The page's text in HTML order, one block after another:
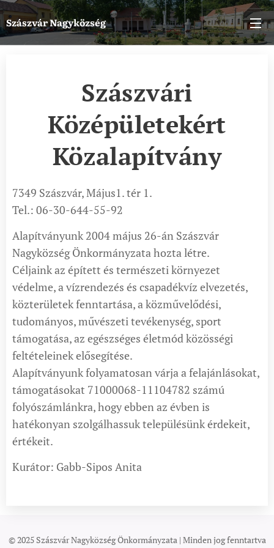
SzászvárNagyközség
Szászvári
Középületekért
Közalapítvány
7349 Szászvár, Május1. tér 1.
Tel.: 06-30-644-55-92
Alapítványunk 2004 május 26-án Szászvár
Nagyközség Önkormányzata hozta létre.
Céljaink az épített és természeti környezet
védelme, a vízrendezés és csapadékvíz elvezetés,
közterületek fenntartása, a közművelődési,
tudományos, művészeti tevékenység, sport
támogatása, az egészséges életmód közösségi
feltételeinek elősegítése.
Alapítványunk folyamatosan várja a felajánlásokat,
támogatásokat 71000068-11104782 számú
folyószámlánkra, hogy ebben az évben is
hatékonyan szolgálhassuk településünk érdekeit,
értékeit.
Kurátor: Gabb-Sipos Anita
© 2025 Szászvár Nagyközség Önkormányzata | Minden jog fenntartva